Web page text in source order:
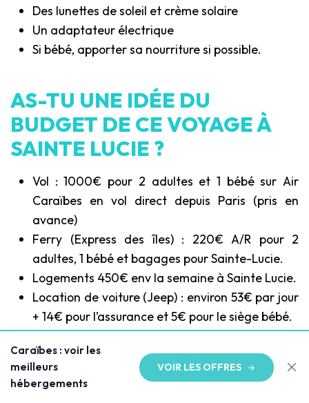
Des lunettes de soleil et crème solaire
Un adaptateur électrique
Si bébé, apporter sa nourriture si possible.
AS-TU UNE IDÉE DU
BUDGET DE CE VOYAGE À
SAINTE LUCIE ?
Vol : 1000€ pour 2 adultes et 1 bébé sur Air
Caraïbes en vol direct depuis Paris (pris en
avance)
Ferry (Express des îles) : 220€ A/R pour 2
adultes, 1 bébé et bagages pour Sainte-Lucie.
Logements 450€ env la semaine à Sainte Lucie.
Location de voiture (Jeep) : environ 53€ par jour
+ 14€ pour l’assurance et 5€ pour le siège bébé.
Nourriture : pas évalué, mais budget peu
conséquent.
→ Lire la suite :
Cuba en famille, une autre île
Caraïbes : voir les
meilleurs
hébergements
VOIR LES OFFRES